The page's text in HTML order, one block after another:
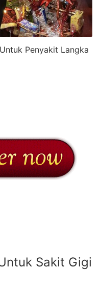
Penyakit Langka
Sakit Gigi